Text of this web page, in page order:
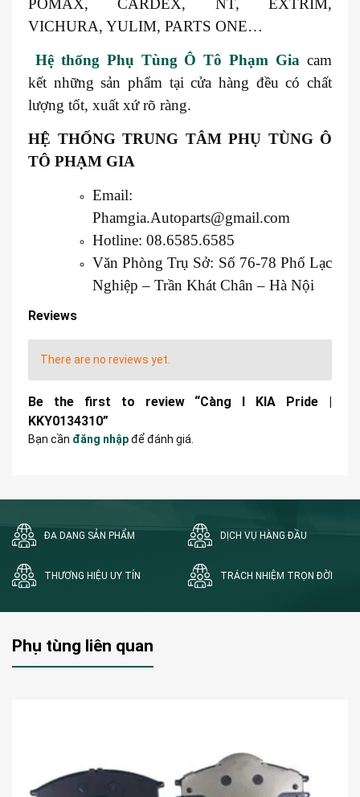
VICHURA, YULIM, PARTS ONE…
Hệ thống Phụ Tùng Ô Tô Phạm Giacam
kết những sản phẩm tại cửa hàng đều có chất
lượng tốt, xuất xứ rõ ràng.
HỆ THỐNG TRUNG TÂM PHỤ TÙNG Ô
TÔ PHẠM GIA
Email:
Phamgia.Autoparts@gmail.com
Hotline: 08.6585.6585
Văn Phòng Trụ Sở: Số 76-78 Phố Lạc
Nghiệp – Trần Khát Chân – Hà Nội
Reviews
There are no reviews yet.
Be the first to review “Càng I KIA Pride |
KKY0134310”
Bạn cần đăng nhậpđể đánh giá.
ĐA DẠNG SẢN PHẨM DỊCH VỤ HÀNG ĐẦU
THƯƠNG HIỆU UY TÍN TRÁCH NHIỆM TRỌN ĐỜI
Phụ tùng liên quan